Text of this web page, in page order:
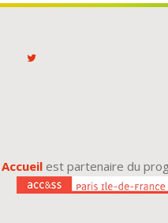
est partenaire du